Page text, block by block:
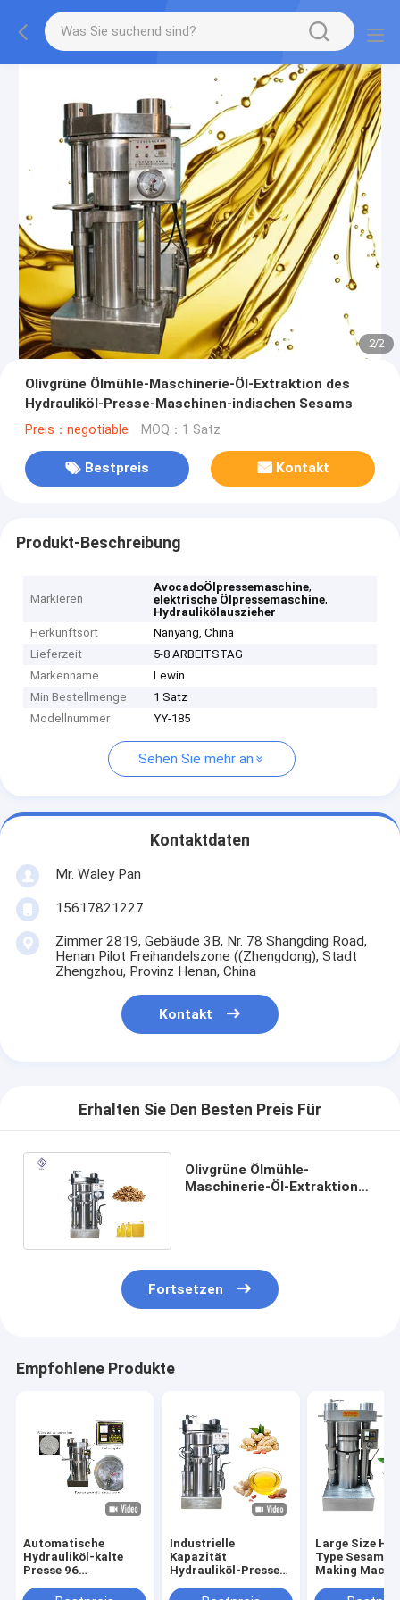
2/2
Olivgrüne Ölmühle-Maschinerie-Öl-Extraktion des
Hydrauliköl-Presse-Maschinen-indischen Sesams
Preis：negotiable MOQ：1 Satz
Bestpreis Kontakt
Produkt-Beschreibung
Markieren
AvocadoÖlpressemaschine,
elektrische Ölpressemaschine,
Hydraulikölauszieher
Herkunftsort
Nanyang, China
Lieferzeit
5-8 ARBEITSTAG
Markenname
Lewin
Min Bestellmenge
1 Satz
Modellnummer
YY-185
Sehen Sie mehr an
Kontaktdaten
Mr. Waley Pan
15617821227
Zimmer 2819, Gebäude 3B, Nr. 78 Shangding Road,
Henan Pilot Freihandelszone ((Zhengdong), Stadt
Zhengzhou, Provinz Henan, China
Kontakt
Erhalten Sie Den Besten Preis Für
Olivgrüne Ölmühle-
Maschinerie-Öl-Extraktion
Fortsetzen
Empfohlene Produkte
Automatische
Hydrauliköl-kalte
Presse 96
Presse-Maschine 60
Industrielle
Kapazität
Hydrauliköl-Presse-
Erdnussöl Presser
Large Size
Type Sesame
Making
Avocado